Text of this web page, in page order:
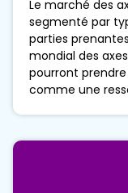
Le marché des
segmenté par
parties
mondial des
pourront
comme une